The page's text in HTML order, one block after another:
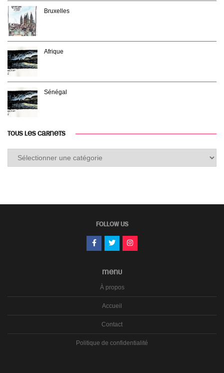
Bruxelles
Afrique
Sénégal
TOUS LES CARNETS
FOLLOW US
MENU
À propos
Accueil
Contact
Politique de confidentialité